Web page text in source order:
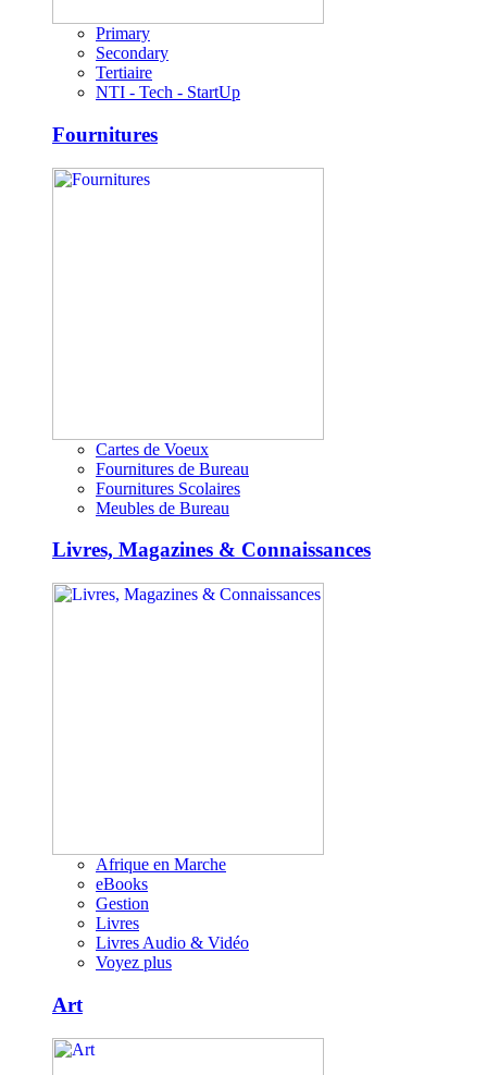
Primary
Secondary
Tertiaire
NTI - Tech - StartUp
Fournitures
Cartes de Voeux
Fournitures de Bureau
Fournitures Scolaires
Meubles de Bureau
Livres, Magazines & Connaissances
Afrique en Marche
eBooks
Gestion
Livres
Livres Audio & Vidéo
Voyez plus
Art